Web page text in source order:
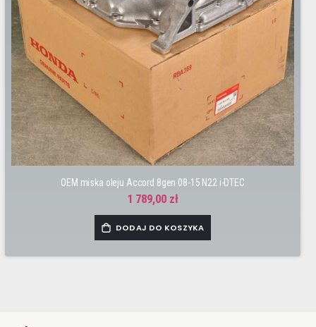
OEM miska oleju Accord 8gen 08-15 N22 i-DTEC
1 789,00 zł
DODAJ DO KOSZYKA